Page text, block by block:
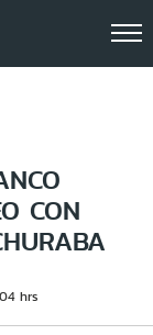
CON
hrs